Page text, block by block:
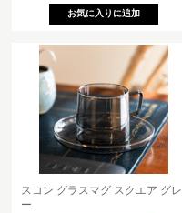
スコン グラスマグ スクエア グレ
ー